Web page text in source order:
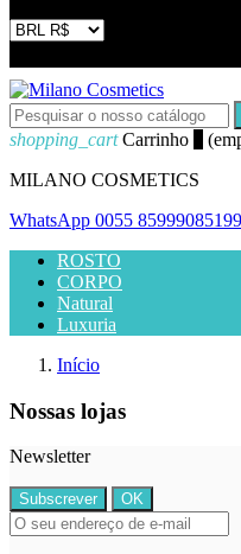
shopping_cart Carrinho
MILANO COSMETICS
WhatsApp 0055 85999085199
ROSTO
CORPO
Natural
Luxuria
Início
Nossas lojas
Newsletter